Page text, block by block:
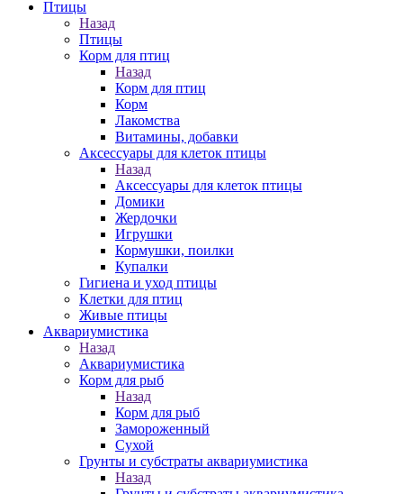
Птицы
Назад
Птицы
Корм для птиц
Назад
Корм для птиц
Корм
Лакомства
Витамины, добавки
Аксессуары для клеток птицы
Назад
Аксессуары для клеток птицы
Домики
Жердочки
Игрушки
Кормушки, поилки
Купалки
Гигиена и уход птицы
Клетки для птиц
Живые птицы
Аквариумистика
Назад
Аквариумистика
Корм для рыб
Назад
Корм для рыб
Замороженный
Сухой
Грунты и субстраты аквариумистика
Назад